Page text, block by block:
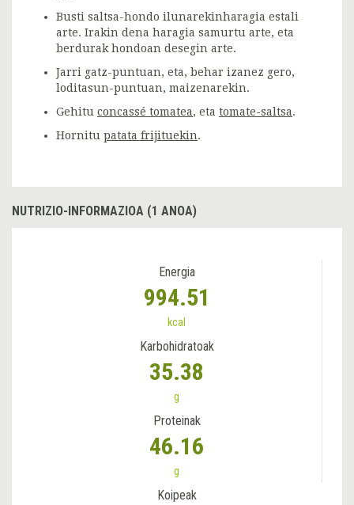
Busti saltsa-hondo ilunarekinharagia estali
arte. Irakin dena haragia samurtu arte, eta
berdurak hondoan desegin arte.
Jarri gatz-puntuan, eta, behar izanez gero,
loditasun-puntuan, maizenarekin.
Gehitu concassé tomatea, eta tomate-saltsa.
Hornitu patata frijituekin.
NUTRIZIO-INFORMAZIOA (1 ANOA)
Energia
994.51
kcal
Karbohidratoak
35.38
g
Proteinak
46.16
g
Koipeak